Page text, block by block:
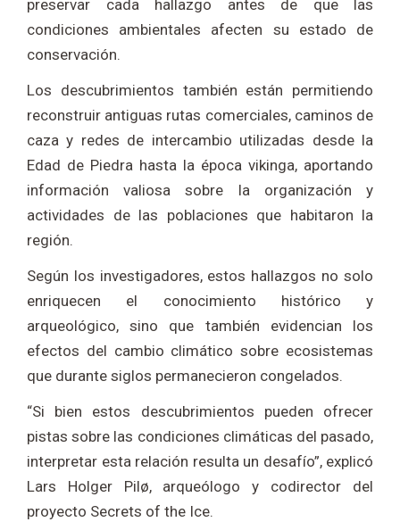
preservar cada hallazgo antes de que las
condiciones ambientales afecten su estado de
conservación.
Los descubrimientos también están permitiendo
reconstruir antiguas rutas comerciales, caminos de
caza y redes de intercambio utilizadas desde la
Edad de Piedra hasta la época vikinga, aportando
información valiosa sobre la organización y
actividades de las poblaciones que habitaron la
región.
Según los investigadores, estos hallazgos no solo
enriquecen el conocimiento histórico y
arqueológico, sino que también evidencian los
efectos del cambio climático sobre ecosistemas
que durante siglos permanecieron congelados.
“Si bien estos descubrimientos pueden ofrecer
pistas sobre las condiciones climáticas del pasado,
interpretar esta relación resulta un desafío”, explicó
Lars Holger Pilø, arqueólogo y codirector del
proyecto Secrets of the Ice.